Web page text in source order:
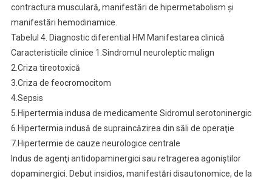
contractura musculară, manifestări de hipermetabolism şi
manifestări hemodinamice.
Tabelul 4. Diagnostic diferential HM Manifestarea clinică
Caracteristicile clinice 1.Sindromul neuroleptic malign
2.Criza tireotoxică
3.Criza de feocromocitom
4.Sepsis
5.Hipertermia indusa de medicamente Sidromul serotoninergic
6.Hipertermia indusă de supraincăzirea din săli de operaţie
7.Hipertermie de cauze neurologice centrale
Indus de agenţi antidopaminergici sau retragerea agoniştilor
dopaminergici. Debut insidios, manifestări disautonomice, de la